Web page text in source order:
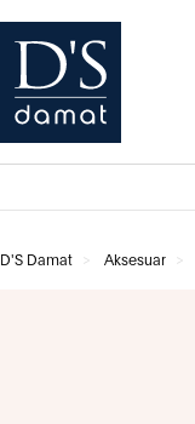
D'S Damat Aksesuar